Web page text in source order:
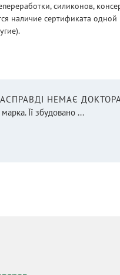
силиконов,
наличие сертификата
НЕМАЄ
Її збудовано ...